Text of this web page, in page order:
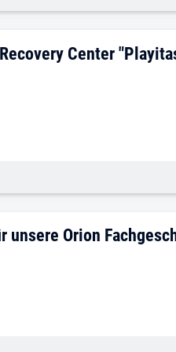
Alegria Health
Center
80std. (m/w/d)
Orion